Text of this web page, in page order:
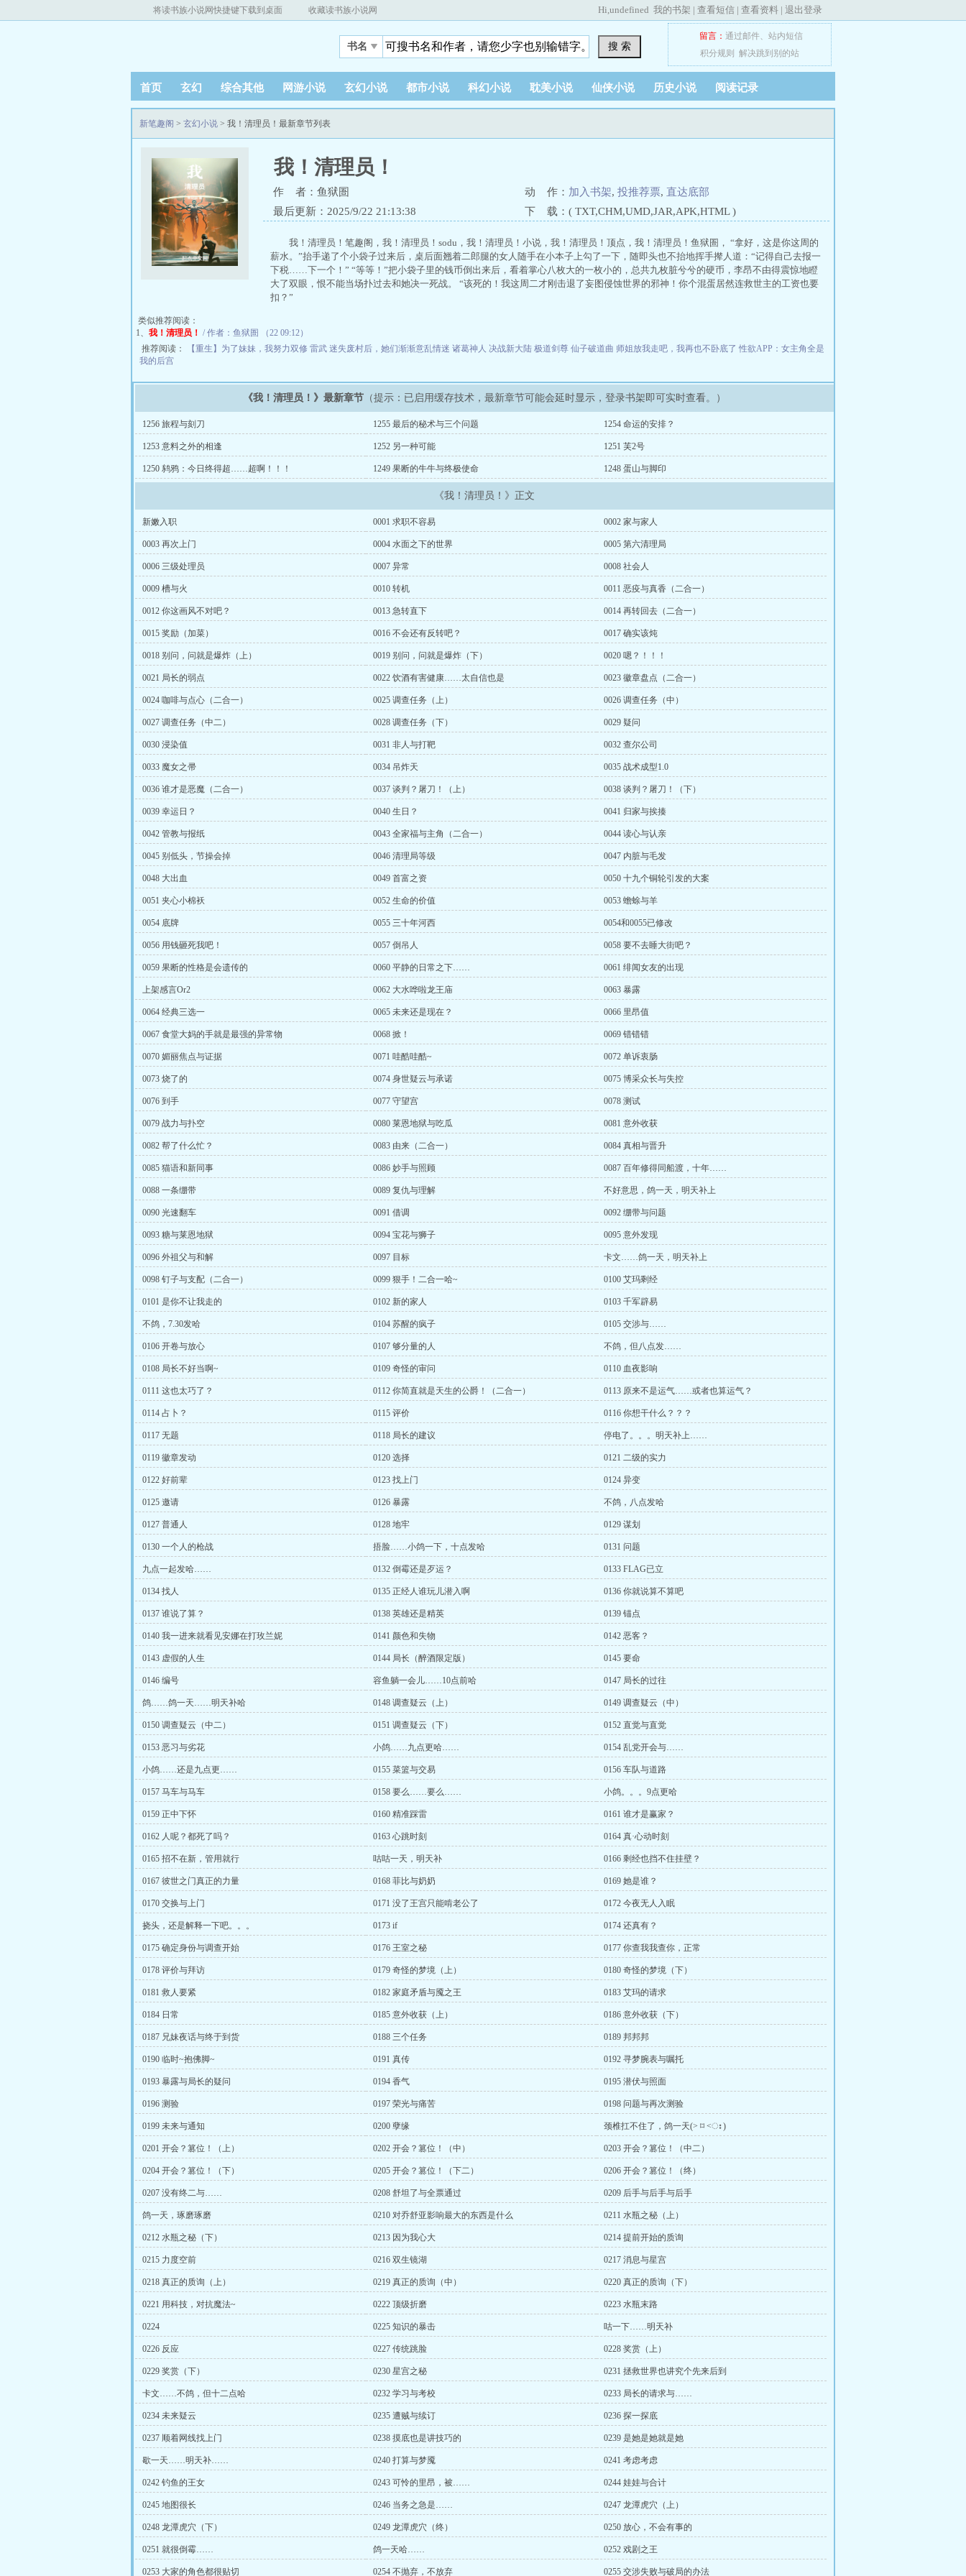
将读书族小说网快捷键下载到桌面 收藏读书族小说网 Hi,undefined 我的书架 | 查看短信 | 查看资料 | 退出登录
书名 搜 索
留言： 通过邮件、 站内短信
积分规则
解决跳到别的站
首页 玄幻 综合其他 网游小说 玄幻小说 都市小说 科幻小说 耽美小说 仙侠小说 历史小说 阅读记录
新笔趣阁 > 玄幻小说 > 我！清理员！最新章节列表
我！清理员！
作 者：鱼狱圄 动 作： 加入书架, 投推荐票, 直达底部
最后更新：2025/9/22 21:13:38
下 载：( TXT,CHM,UMD,JAR,APK,HTML )
我！清理员！笔趣阁，我！清理员！sodu，我！清理员！小说，我！清理员！顶点，我！清理员！鱼狱圄， “拿好，这是你这周的
薪水。”抬手递了个小袋子过来后，桌后面翘着二郎腿的女人随手在小本子上勾了一下，随即头也不抬地挥手撵人道：“记得自己去报一
下税……下一个！” “等等！”把小袋子里的钱币倒出来后，看着掌心八枚大的一枚小的，总共九枚脏兮兮的硬币，李昂不由得震惊地瞪
大了双眼，恨不能当场扑过去和她决一死战。 “该死的！我这周二才刚击退了妄图侵蚀世界的邪神！你个混蛋居然连救世主的工资也要
扣？”
类似推荐阅读：
1、 我！清理员！ / 作者：鱼狱圄 （22 09:12）
推荐阅读：
【重生】为了妹妹，我努力双修 雷武 迷失废村后，她们渐渐意乱情迷 诸葛神人 决战新大陆 极道剑尊 仙子破道曲 师姐放我走吧，我再也不卧底了 性欲APP：女主角全是
我的后宫
《我！清理员！》最新章节 （提示：已启用缓存技术，最新章节可能会延时显示，登录书架即可实时查看。）
1256 旅程与刻刀 1255 最后的秘术与三个问题 1254 命运的安排？
1253 意料之外的相逢 1252 另一种可能 1251 芙2号
1250 鸫鸦：今日终得超……超啊！！！ 1249 果断的牛牛与终极使命 1248 蛋山与脚印
《我！清理员！》正文
新嫩入职 0001 求职不容易 0002 家与家人
0003 再次上门 0004 水面之下的世界 0005 第六清理局
0006 三级处理员 0007 异常 0008 社会人
0009 槽与火 0010 转机 0011 恶疫与真香（二合一）
0012 你这画风不对吧？ 0013 急转直下 0014 再转回去（二合一）
0015 奖励（加菜） 0016 不会还有反转吧？ 0017 确实该炖
0018 别问，问就是爆炸（上） 0019 别问，问就是爆炸（下） 0020 嗯？！！！
0021 局长的弱点 0022 饮酒有害健康……太自信也是 0023 徽章盘点（二合一）
0024 咖啡与点心（二合一） 0025 调查任务（上） 0026 调查任务（中）
0027 调查任务（中二） 0028 调查任务（下） 0029 疑问
0030 浸染值 0031 非人与打靶 0032 查尔公司
0033 魔女之帚 0034 吊炸天 0035 战术成型1.0
0036 谁才是恶魔（二合一） 0037 谈判？屠刀！（上） 0038 谈判？屠刀！（下）
0039 幸运日？ 0040 生日？ 0041 归家与挨揍
0042 管教与报纸 0043 全家福与主角（二合一） 0044 读心与认亲
0045 别低头，节操会掉 0046 清理局等级 0047 内脏与毛发
0048 大出血 0049 首富之资 0050 十九个铜轮引发的大案
0051 夹心小棉袄 0052 生命的价值 0053 蟾蜍与羊
0054 底牌 0055 三十年河西 0054和0055已修改
0056 用钱砸死我吧！ 0057 倒吊人 0058 要不去睡大街吧？
0059 果断的性格是会遗传的 0060 平静的日常之下…… 0061 绯闻女友的出现
上架感言Or2 0062 大水哗啦龙王庙 0063 暴露
0064 经典三选一 0065 未来还是现在？ 0066 里昂值
0067 食堂大妈的手就是最强的异常物 0068 掀！ 0069 错错错
0070 媚丽焦点与证据 0071 哇酷哇酷~ 0072 单诉衷肠
0073 烧了的 0074 身世疑云与承诺 0075 博采众长与失控
0076 到手 0077 守望宫 0078 测试
0079 战力与扑空 0080 莱恩地狱与吃瓜 0081 意外收获
0082 帮了什么忙？ 0083 由来（二合一） 0084 真相与晋升
0085 猫语和新同事 0086 妙手与照顾 0087 百年修得同船渡，十年……
0088 一条绷带 0089 复仇与理解 不好意思，鸽一天，明天补上
0090 光速翻车 0091 借调 0092 绷带与问题
0093 糖与莱恩地狱 0094 宝花与狮子 0095 意外发现
0096 外祖父与和解 0097 目标 卡文……鸽一天，明天补上
0098 钉子与支配（二合一） 0099 狠手！二合一哈~ 0100 艾玛剩经
0101 是你不让我走的 0102 新的家人 0103 千军辟易
不鸽，7.30发哈 0104 苏醒的疯子 0105 交涉与……
0106 开卷与放心 0107 够分量的人 不鸽，但八点发……
0108 局长不好当啊~ 0109 奇怪的审问 0110 血夜影响
0111 这也太巧了？ 0112 你简直就是天生的公爵！（二合一） 0113 原来不是运气……或者也算运气？
0114 占卜？ 0115 评价 0116 你想干什么？？？
0117 无题 0118 局长的建议 停电了。。。明天补上……
0119 徽章发动 0120 选择 0121 二级的实力
0122 好前辈 0123 找上门 0124 异变
0125 邀请 0126 暴露 不鸽，八点发哈
0127 普通人 0128 地牢 0129 谋划
0130 一个人的枪战 捂脸……小鸽一下，十点发哈 0131 问题
九点一起发哈…… 0132 倒霉还是歹运？ 0133 FLAG已立
0134 找人 0135 正经人谁玩儿潜入啊 0136 你就说算不算吧
0137 谁说了算？ 0138 英雄还是精英 0139 锚点
0140 我一进来就看见安娜在打玫兰妮 0141 颜色和失物 0142 恶客？
0143 虚假的人生 0144 局长（醉酒限定版） 0145 要命
0146 编号 容鱼躺一会儿……10点前哈 0147 局长的过往
鸽……鸽一天……明天补哈 0148 调查疑云（上） 0149 调查疑云（中）
0150 调查疑云（中二） 0151 调查疑云（下） 0152 直觉与直觉
0153 恶习与劣花 小鸽……九点更哈…… 0154 乱党开会与……
小鸽……还是九点更…… 0155 菜篮与交易 0156 车队与道路
0157 马车与马车 0158 要么……要么…… 小鸽。。。9点更哈
0159 正中下怀 0160 精准踩雷 0161 谁才是赢家？
0162 人呢？都死了吗？ 0163 心跳时刻 0164 真·心动时刻
0165 招不在新，管用就行 咕咕一天，明天补 0166 剩经也挡不住挂壁？
0167 彼世之门真正的力量 0168 菲比与奶奶 0169 她是谁？
0170 交换与上门 0171 没了王宫只能啃老公了 0172 今夜无人入眠
挠头，还是解释一下吧。。。 0173 if 0174 还真有？
0175 确定身份与调查开始 0176 王室之秘 0177 你查我我查你，正常
0178 评价与拜访 0179 奇怪的梦境（上） 0180 奇怪的梦境（下）
0181 救人要紧 0182 家庭矛盾与魇之王 0183 艾玛的请求
0184 日常 0185 意外收获（上） 0186 意外收获（下）
0187 兄妹夜话与终于到货 0188 三个任务 0189 邦邦邦
0190 临时~抱佛脚~ 0191 真传 0192 寻梦腕表与嘱托
0193 暴露与局长的疑问 0194 香气 0195 潜伏与照面
0196 测验 0197 荣光与痛苦 0198 问题与再次测验
0199 未来与通知 0200 孽缘 颈椎扛不住了，鸽一天(˃ ⌑ ˂ഃ )
0201 开会？篡位！（上） 0202 开会？篡位！（中） 0203 开会？篡位！（中二）
0204 开会？篡位！（下） 0205 开会？篡位！（下二） 0206 开会？篡位！（终）
0207 没有终二与…… 0208 舒坦了与全票通过 0209 后手与后手与后手
鸽一天，琢磨琢磨 0210 对乔舒亚影响最大的东西是什么 0211 水瓶之秘（上）
0212 水瓶之秘（下） 0213 因为我心大 0214 提前开始的质询
0215 力度空前 0216 双生镜湖 0217 消息与星宫
0218 真正的质询（上） 0219 真正的质询（中） 0220 真正的质询（下）
0221 用科技，对抗魔法~ 0222 顶级折磨 0223 水瓶末路
0224 0225 知识的暴击 咕一下……明天补
0226 反应 0227 传统跳脸 0228 奖赏（上）
0229 奖赏（下） 0230 星宫之秘 0231 拯救世界也讲究个先来后到
卡文……不鸽，但十二点哈 0232 学习与考校 0233 局长的请求与……
0234 未来疑云 0235 遭贼与续订 0236 探一探底
0237 顺着网线找上门 0238 摸底也是讲技巧的 0239 是她是她就是她
歇一天……明天补…… 0240 打算与梦魇 0241 考虑考虑
0242 钓鱼的王女 0243 可怜的里昂，被…… 0244 娃娃与合计
0245 地图很长 0246 当务之急是…… 0247 龙潭虎穴（上）
0248 龙潭虎穴（下） 0249 龙潭虎穴（终） 0250 放心，不会有事的
0251 就很倒霉…… 鸽一天哈…… 0252 戏剧之王
0253 大家的角色都很贴切 0254 不抛弃，不放弃 0255 交涉失败与破局的办法